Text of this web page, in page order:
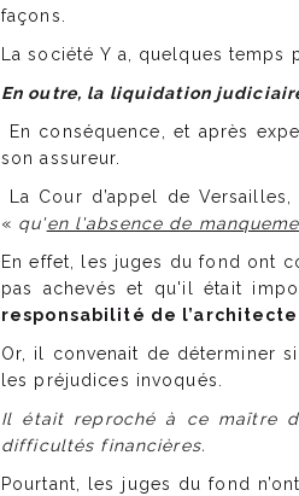
façons.
La société Y a, quelques temps
En outre, la liquidation
En conséquence, et après
son assureur.
La Cour d’appel de
« qu'en l'absence de
En effet, les juges du fond ont
pas achevés et qu'il était
responsabilité de
Or, il convenait de déterminer
les préjudices invoqués.
Il était reproché à ce maître
difficultés financières.
Pourtant, les juges du fond